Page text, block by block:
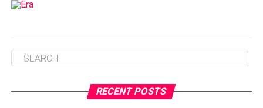
RECENT POSTS